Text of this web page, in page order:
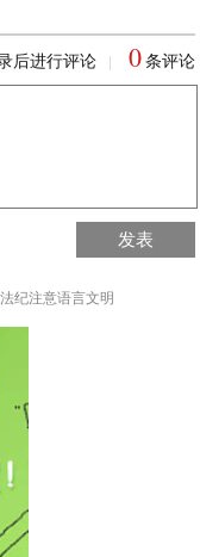
后进行评论 0 条评论
发表
纪注意语言文明